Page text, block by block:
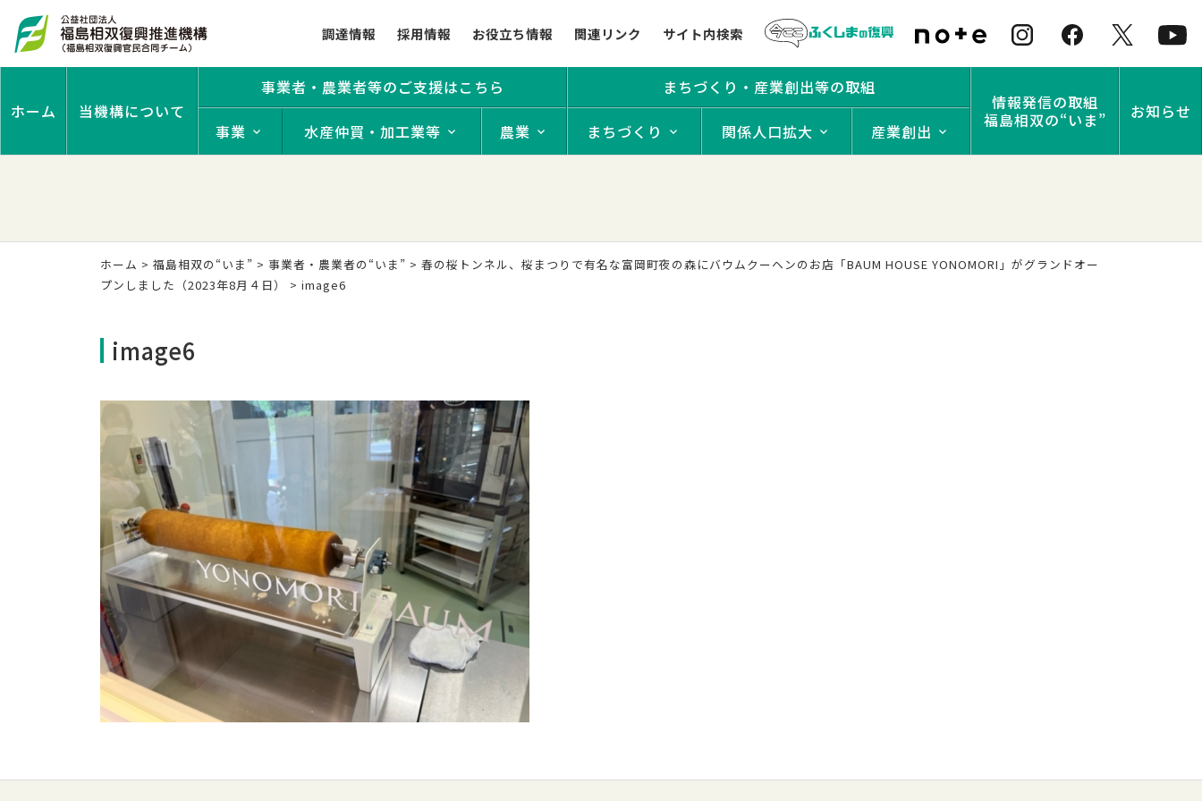
調達情報 採用情報 お役立ち情報 関連リンク サイト内検索
ホーム 当機構について
事業者・農業者等のご支援はこちら
事業 水産仲買・加工業等 農業
まちづくり・産業創出等の取組
まちづくり 関係人口拡大 産業創出
情報発信の取組
福島相双の“いま”
お知らせ
ホーム > 福島相双の“いま” > 事業者・農業者の“いま” > 春の桜トンネル、桜まつりで有名な富岡町夜の森にバウムクーヘンのお店「BAUM HOUSE YONOMORI」がグランドオー
プンしました（2023年8月４日）
> image6
image6